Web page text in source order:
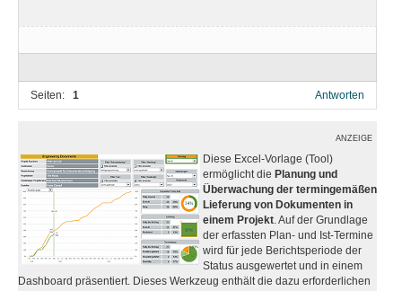
Seiten: 1 Antworten
ANZEIGE
Diese Excel-Vorlage (Tool)
ermöglicht die Planung und
Überwachung der termingemäßen
Lieferung von Dokumenten in
einem Projekt . Auf der Grundlage
der erfassten Plan- und Ist-Termine
wird für jede Berichtsperiode der
Status ausgewertet und in einem
Dashboard präsentiert. Dieses Werkzeug enthält die dazu erforderlichen